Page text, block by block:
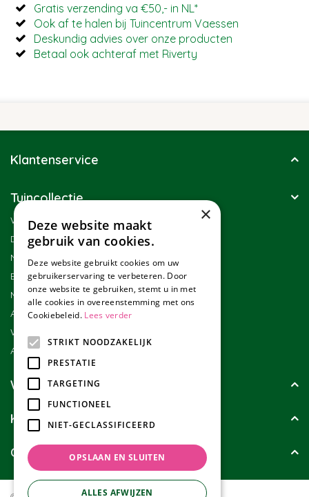
Gratis verzending va €50,- in NL*
Ook af te halen bij Tuincentrum Vaessen
Deskundig advies over onze producten
Betaal ook achteraf met Riverty
Klantenservice
Tuincollectie
Winkel
Duurzaamheid
Nieuwsbrief
Blog
Merken
Assortiment
Werken bij Tuincollectie
Affiliate marketing
Wie zijn wij?
Klanten geven ons
Contact
×
Deze website maakt
gebruik van cookies.
Deze website gebruikt cookies om uw
gebruikerservaring te verbeteren. Door
onze website te gebruiken, stemt u in met
alle cookies in overeenstemming met ons
Cookiebeleid. Lees verder
STRIKT NOODZAKELIJK
PRESTATIE
TARGETING
FUNCTIONEEL
NIET-GECLASSIFICEERD
OPSLAAN EN SLUITEN
ALLES AFWIJZEN